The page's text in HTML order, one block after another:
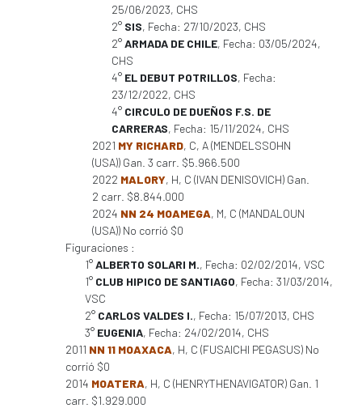
25/06/2023, CHS
2° SIS, Fecha: 27/10/2023, CHS
2°ARMADA DE CHILE, Fecha: 03/05/2024,
CHS
4° EL DEBUT POTRILLOS, Fecha:
23/12/2022, CHS
4° CIRCULO DE DUEÑOS F.S. DE
CARRERAS, Fecha: 15/11/2024, CHS
2021 MY RICHARD, C, A (MENDELSSOHN
(USA)) Gan. 3 carr. $5.966.500
2022 MALORY, H, C (IVAN DENISOVICH) Gan.
2 carr. $8.844.000
2024 NN 24 MOAMEGA, M, C (MANDALOUN
(USA)) No corrió $0
Figuraciones :
1°ALBERTO SOLARI M., Fecha: 02/02/2014, VSC
1° CLUB HIPICO DE SANTIAGO, Fecha: 31/03/2014,
VSC
2° CARLOS VALDES I., Fecha: 15/07/2013, CHS
3° EUGENIA, Fecha: 24/02/2014, CHS
2011 NN 11 MOAXACA, H, C (FUSAICHI PEGASUS) No
corrió $0
2014 MOATERA, H, C (HENRYTHENAVIGATOR) Gan. 1
carr. $1.929.000